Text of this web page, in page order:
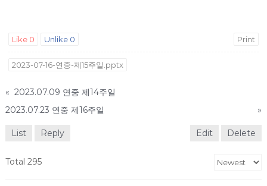
Like 0 Unlike 0 Print
2023-07-16-연중-제15주일.pptx
« 2023.07.09 연중 제14주일
2023.07.23 연중 제16주일
»
List Reply Edit Delete
Total 295